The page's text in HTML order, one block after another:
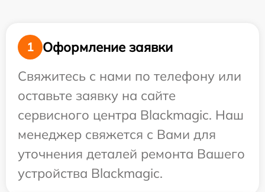
1
Оформление заявки
Свяжитесь с нами по телефону или
оставьте заявку на сайте
сервисного центра Blackmagic. Наш
менеджер свяжется с Вами для
уточнения деталей ремонта Вашего
устройства Blackmagic.